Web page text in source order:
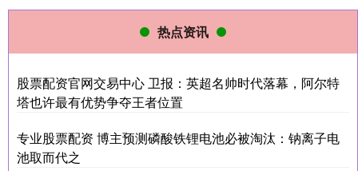
热点资讯
股票配资官网交易中心 卫报：英超名帅时代落幕，阿尔特
塔也许最有优势争夺王者位置
专业股票配资 博主预测磷酸铁锂电池必被淘汰：钠离子电
池取而代之